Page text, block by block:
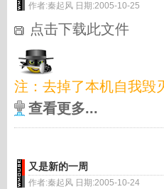
作者:秦起风 日期:2005-10-25
点击下载此文件
注：去掉了本机自我毁
查看更多...
又是新的一周
作者:秦起风 日期:2005-10-24